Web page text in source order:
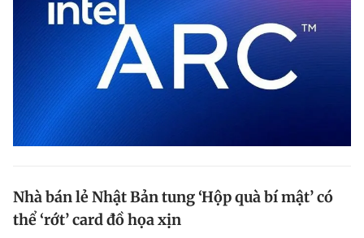
Nhà bán lẻ Nhật Bản tung ‘Hộp quà bí mật’ có
thể ‘rớt’ card đồ họa xịn